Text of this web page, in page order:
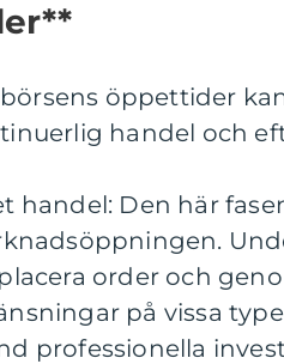
öppettider
handel och
handel: Den här
order och
på vissa
professionella